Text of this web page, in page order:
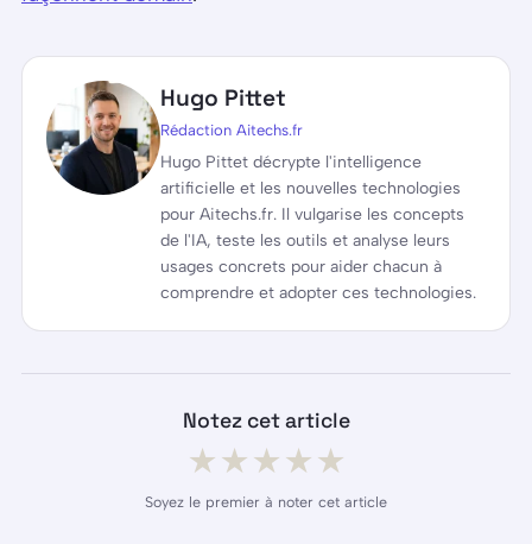
Hugo Pittet
Rédaction Aitechs.fr
Hugo Pittet décrypte l'intelligence
artificielle et les nouvelles technologies
pour Aitechs.fr. Il vulgarise les concepts
de l'IA, teste les outils et analyse leurs
usages concrets pour aider chacun à
comprendre et adopter ces technologies.
Notez cet article
★★★★★
Soyez le premier à noter cet article